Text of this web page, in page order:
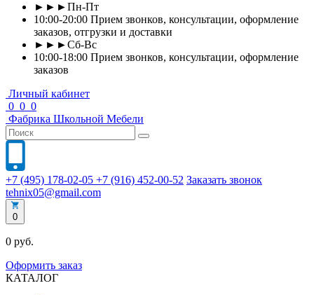
►►►Пн-Пт
10:00-20:00 Прием звонков, консультации, оформление
заказов, отгрузки и доставки
►►►Сб-Вс
10:00-18:00 Прием звонков, консультации, оформление
заказов
Личный кабинет
0 0 0
Фабрика Школьной Мебели
+7 (495) 178-02-05 +7 (916) 452-00-52 Заказать звонок
tehnix05@gmail.com
0
0 руб.
Оформить заказ
КАТАЛОГ